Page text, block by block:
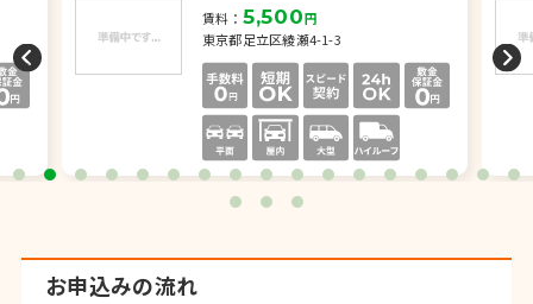
賃料： 5,500円
東京都足立区綾瀬4-1-3
お申込みの流れ